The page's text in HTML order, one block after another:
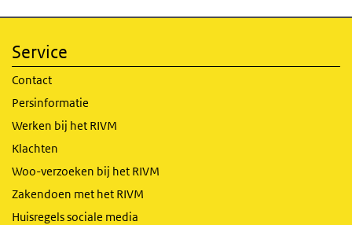
Service
Contact
Persinformatie
Werken bij het RIVM
Klachten
Woo-verzoeken bij het RIVM
Zakendoen met het RIVM
Huisregels sociale media